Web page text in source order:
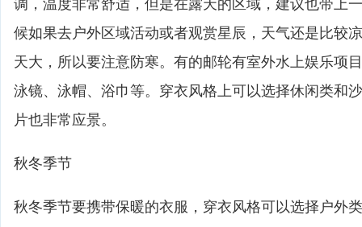
调，温度非常舒适，但是在露天的区域，建议也带上
候如果去户外区域活动或者观赏星辰，天气还是比较
天大，所以要注意防寒。有的邮轮有室外水上娱乐项
泳镜、泳帽、浴巾等。穿衣风格上可以选择休闲类和
片也非常应景。
秋冬季节
秋冬季节要携带保暖的衣服，穿衣风格可以选择户外